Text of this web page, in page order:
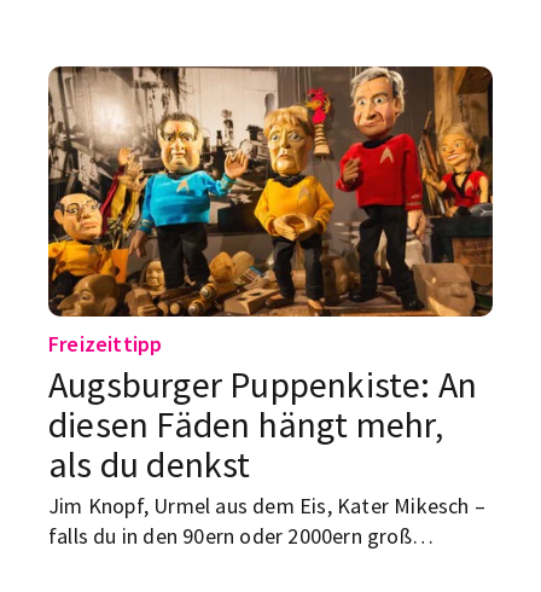
Christopher Street Day läuft schon ab dem 5.
Juni die Pride Week Augsburg – mit
Veranstaltungen, Community und allem, was
zeigt: Vielfalt ist hier kein Randthema. Hier
kommt dein Überblick zu Datum, Motto,
Parade, Straßenfest und den wichtigsten Tipps
für den CSD in Augsburg.
Freizeittipp
Augsburger Puppenkiste: An
diesen Fäden hängt mehr,
als du denkst
Jim Knopf, Urmel aus dem Eis, Kater Mikesch –
falls du in den 90ern oder 2000ern groß